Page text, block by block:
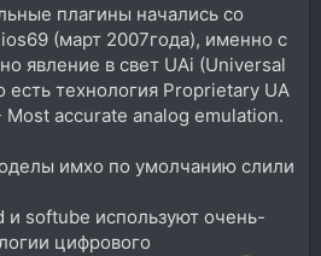
плагины начались со
(март 2007года), именно с
явление в свет UAi (Universal
технология Proprietary UA
accurate analog emulation.
имхо по умолчанию слили
softube используют очень-
цифрового